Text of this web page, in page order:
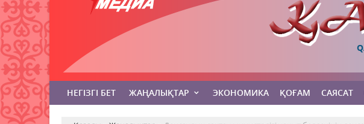
НЕГІЗГІ БЕТ ЖАҢАЛЫҚТАР ЭКОНОМИКА ҚОҒАМ САЯСАТ